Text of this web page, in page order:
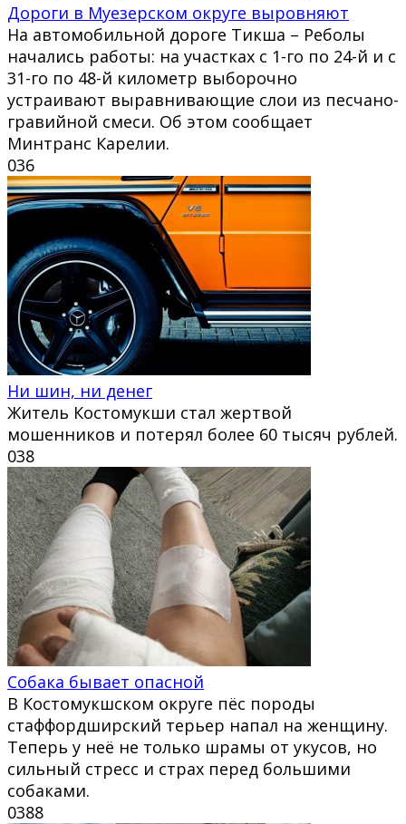
Дороги в Муезерском округе выровняют
На автомобильной дороге Тикша – Реболы
начались работы: на участках с 1-го по 24-й и с
31-го по 48-й километр выборочно
устраивают выравнивающие слои из песчано-
гравийной смеси. Об этом сообщает
Минтранс Карелии.
036
Ни шин, ни денег
Житель Костомукши стал жертвой
мошенников и потерял более 60 тысяч рублей.
038
Собака бывает опасной
В Костомукшском округе пёс породы
стаффордширский терьер напал на женщину.
Теперь у неё не только шрамы от укусов, но
сильный стресс и страх перед большими
собаками.
0388